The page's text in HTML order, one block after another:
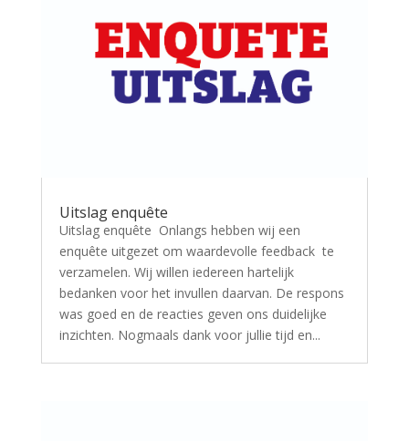
Uitslag enquête
Uitslag enquête Onlangs hebben wij een
enquête uitgezet om waardevolle feedback te
verzamelen. Wij willen iedereen hartelijk
bedanken voor het invullen daarvan. De respons
was goed en de reacties geven ons duidelijke
inzichten. Nogmaals dank voor jullie tijd en...